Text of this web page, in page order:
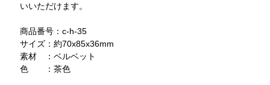
いいただけます。
商品番号：c-h-35
サイズ：約70x85x36mm
素材 ：ベルベット
色 ：茶色